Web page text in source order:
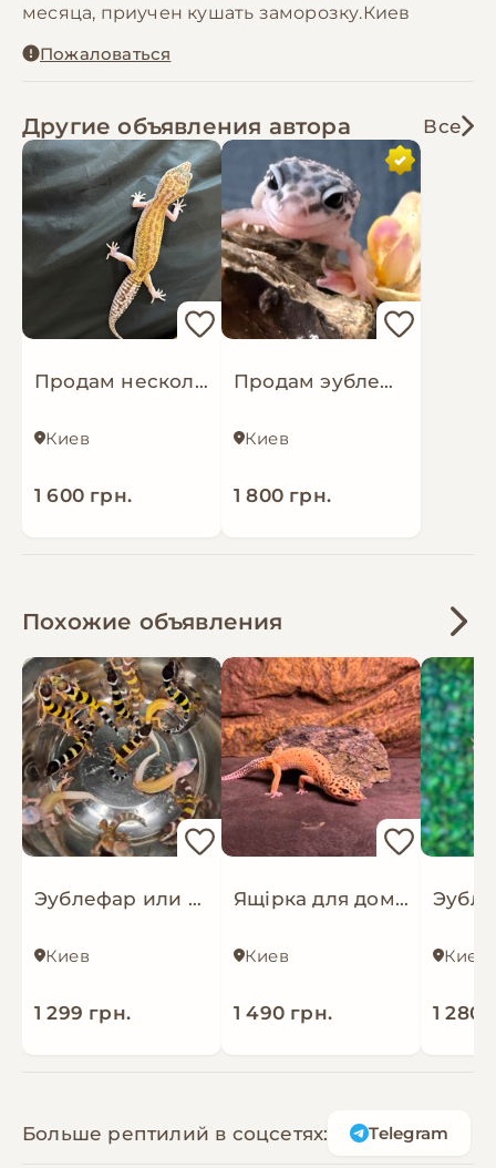
месяца, приучен кушать заморозку.Киев
Пожаловаться
Другие объявления автора Все
Продам несколько взрослых самок эублефара
Киев
1 600 грн.
Продам эублефара
Киев
1 800 грн.
Похожие объявления
Эублефар или леопардовый геккон, пантеровый геккон разные окрасы
Киев
1 299 грн.
Ящірка для домашнього тераріума - Леопардовий гекон (еублефар) САМКИ
Киев
1 490 грн.
Киев
1 280
Больше рептилий в соцсетях: Telegram